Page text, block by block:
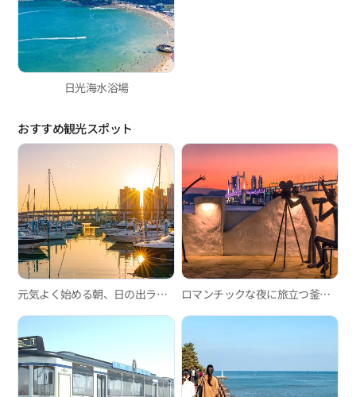
日光海水浴場
おすすめ観光スポット
元気よく始める朝、日の出ランニングコースのおすすめ ロマンチックな夜に旅立つ釜山シティツアーバス・夜景ツアー「ブリッジドライブ」